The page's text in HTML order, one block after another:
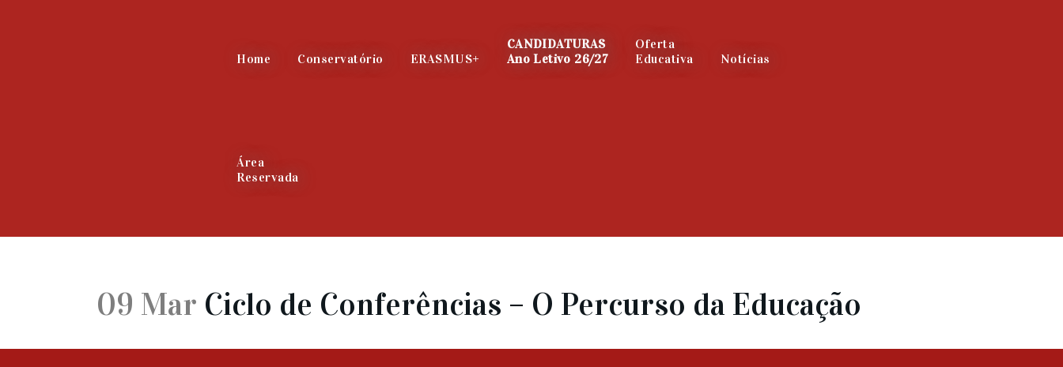
Home Conservatório ERASMUS+
CANDIDATURAS
Ano Letivo 26/27
Oferta
Educativa
Notícias
Área
Reservada
09 Mar Ciclo de Conferências – O Percurso da Educação